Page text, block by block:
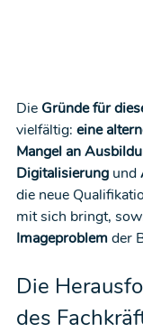
Die Gründe für
vielfältig: eine
Mangel an
Digitalisierung und
die neue
mit sich bringt,
Imageproblem der
Die
des